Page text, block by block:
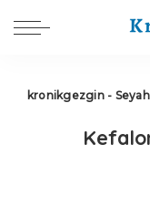
kronikgezgin -